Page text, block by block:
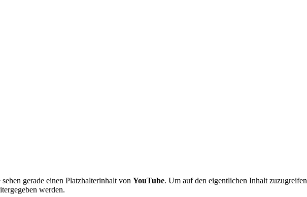
sehen gerade einen Platzhalterinhalt vonYouTube. Um auf den eigentlichen Inhalt
werden.